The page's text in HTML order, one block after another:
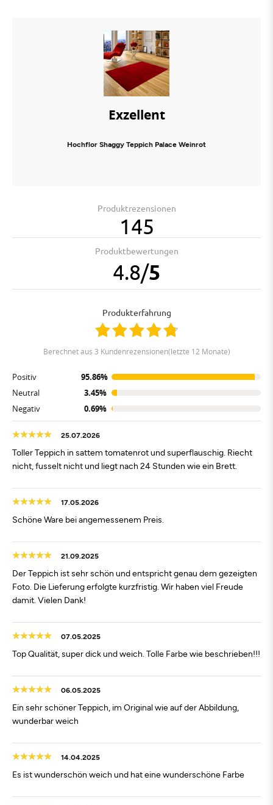
Exzellent
Hochflor Shaggy Teppich Palace Weinrot
Produktrezensionen
145
Produktbewertungen
4.8/5
Produkterfahrung
berechnet aus 3 Kundenrezensionen(letzte 12 Monate)
Positiv
95.86%
Neutral
3.45%
Negativ
0.69%
25.07.2026
Toller Teppich in sattem tomatenrot und superflauschig. Riecht
nicht, fusselt nicht und liegt nach 24 Stunden wie ein Brett.
17.05.2026
Schöne Ware bei angemessenem Preis.
21.09.2025
Der Teppich ist sehr schön und entspricht genau dem gezeigten
Foto. Die Lieferung erfolgte kurzfristig. Wir haben viel Freude
damit. Vielen Dank!
07.05.2025
Top Qualität, super dick und weich. Tolle Farbe wie beschrieben!!!
06.05.2025
Ein sehr schöner Teppich, im Original wie auf der Abbildung,
wunderbar weich
14.04.2025
Es ist wunderschön weich und hat eine wunderschöne Farbe